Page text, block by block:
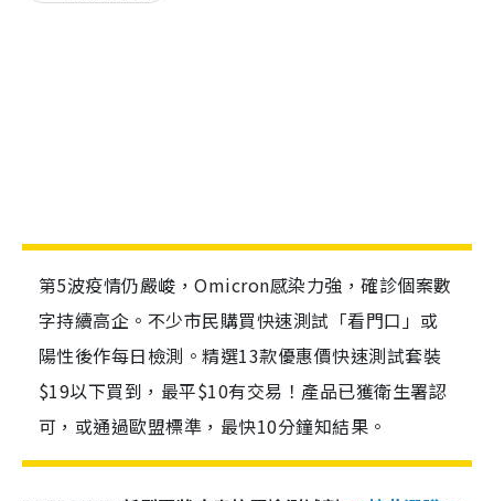
第5波疫情仍嚴峻，Omicron感染力強，確診個案數
字持續高企。不少市民購買快速測試「看門口」或
陽性後作每日檢測。精選13款優惠價快速測試套裝
$19以下買到，最平$10有交易！產品已獲衛生署認
可，或通過歐盟標準，最快10分鐘知結果。